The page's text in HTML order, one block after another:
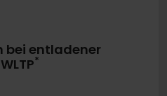
entladener
*